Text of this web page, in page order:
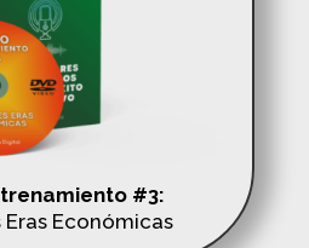
#3:
Eras Económicas